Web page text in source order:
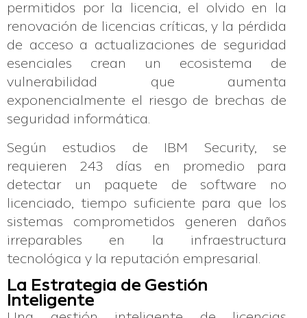
permitidos por la licencia, el olvido en la
renovación de licencias críticas, y la pérdida
de acceso a actualizaciones de seguridad
esenciales crean un ecosistema de
vulnerabilidad que aumenta
exponencialmente el riesgo de brechas de
seguridad informática.
Según estudios de IBM Security, se
requieren 243 días en promedio para
detectar un paquete de software no
licenciado, tiempo suficiente para que los
sistemas comprometidos generen daños
irreparables en la infraestructura
tecnológica y la reputación empresarial.
La Estrategia de Gestión
Inteligente